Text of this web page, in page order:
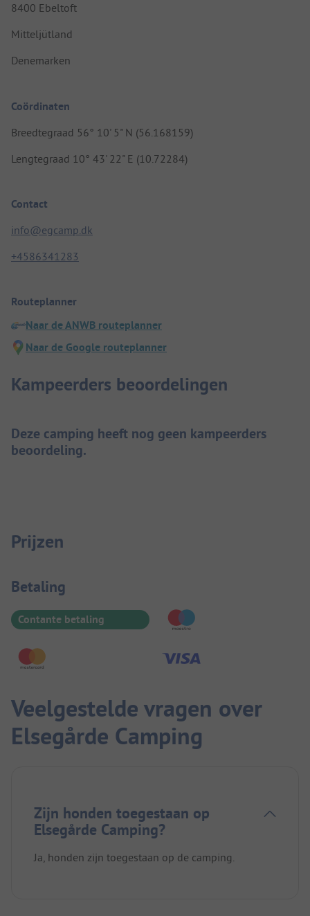
8400 Ebeltoft
Mitteljütland
Denemarken
Coördinaten
Breedtegraad 56° 10' 5" N (56.168159)
Lengtegraad 10° 43' 22" E (10.72284)
Contact
info@egcamp.dk
+4586341283
Routeplanner
Naar de ANWB routeplanner
Naar de Google routeplanner
Kampeerders beoordelingen
Deze camping heeft nog geen kampeerders
beoordeling.
Prijzen
Betaalinformatie
Betaling
Contante betaling
Veelgestelde vragen over
Elsegårde Camping
Zijn honden toegestaan op
Elsegårde Camping?
Ja, honden zijn toegestaan op de camping.